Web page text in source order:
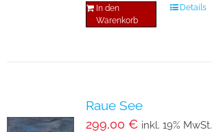
In den
Warenkorb
Details
Raue See
299,00 € inkl. 19% MwSt.